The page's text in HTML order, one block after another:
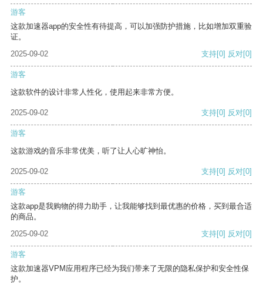
游客
这款加速器app的安全性有待提高，可以加强防护措施，比如增加双重验
证。
2025-09-02
支持[0] 反对[0]
游客
这款软件的设计非常人性化，使用起来非常方便。
2025-09-02 支持[0] 反对[0]
游客
这款游戏的音乐非常优美，听了让人心旷神怡。
2025-09-02 支持[0] 反对[0]
游客
这款app是我购物的得力助手，让我能够找到最优惠的价格，买到最合适
的商品。
2025-09-02
支持[0] 反对[0]
游客
这款加速器VPM应用程序已经为我们带来了无限的隐私保护和安全性保
护。